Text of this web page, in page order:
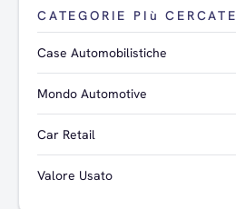
CATEGORIE PIù CERCATE
Case Automobilistiche
Mondo Automotive
Car Retail
Valore Usato